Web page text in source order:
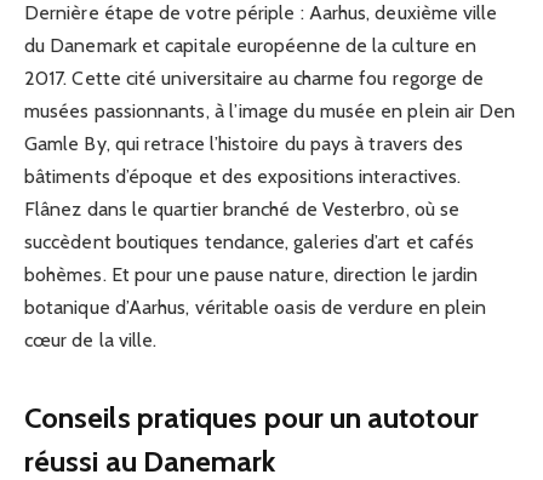
Dernière étape de votre périple : Aarhus, deuxième ville
du Danemark et capitale européenne de la culture en
2017. Cette cité universitaire au charme fou regorge de
musées passionnants, à l’image du musée en plein air Den
Gamle By, qui retrace l’histoire du pays à travers des
bâtiments d’époque et des expositions interactives.
Flânez dans le quartier branché de Vesterbro, où se
succèdent boutiques tendance, galeries d’art et cafés
bohèmes. Et pour une pause nature, direction le jardin
botanique d’Aarhus, véritable oasis de verdure en plein
cœur de la ville.
Conseils pratiques pour un autotour
réussi au Danemark